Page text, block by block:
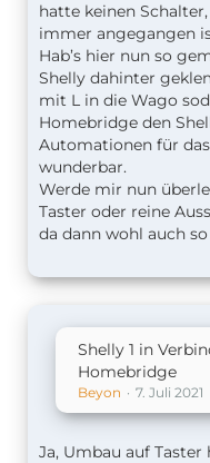
hatte keinen
immer angegangen
Hab’s hier nun so
Shelly dahinter
mit L in die Wago
Homebridge den
Automationen für
wunderbar.
Werde mir nun
Taster oder reine
da dann wohl auch
Shelly 1 in
Homebridge
Beyon 7. Juli 2021
Ja, Umbau auf